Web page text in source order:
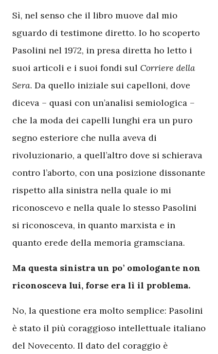
Sì, nel senso che il libro muove dal mio
sguardo di testimone diretto. Io ho scoperto
Pasolini nel 1972, in presa diretta ho letto i
suoi articoli e i suoi fondi sul Corriere della
Sera. Da quello iniziale sui capelloni, dove
diceva – quasi con un’analisi semiologica –
che la moda dei capelli lunghi era un puro
segno esteriore che nulla aveva di
rivoluzionario, a quell’altro dove si schierava
contro l’aborto, con una posizione dissonante
rispetto alla sinistra nella quale io mi
riconoscevo e nella quale lo stesso Pasolini
si riconosceva, in quanto marxista e in
quanto erede della memoria gramsciana.
Ma questa sinistra un po’ omologante non
riconosceva lui, forse era lì il problema.
No, la questione era molto semplice: Pasolini
è stato il più coraggioso intellettuale italiano
del Novecento. Il dato del coraggio è